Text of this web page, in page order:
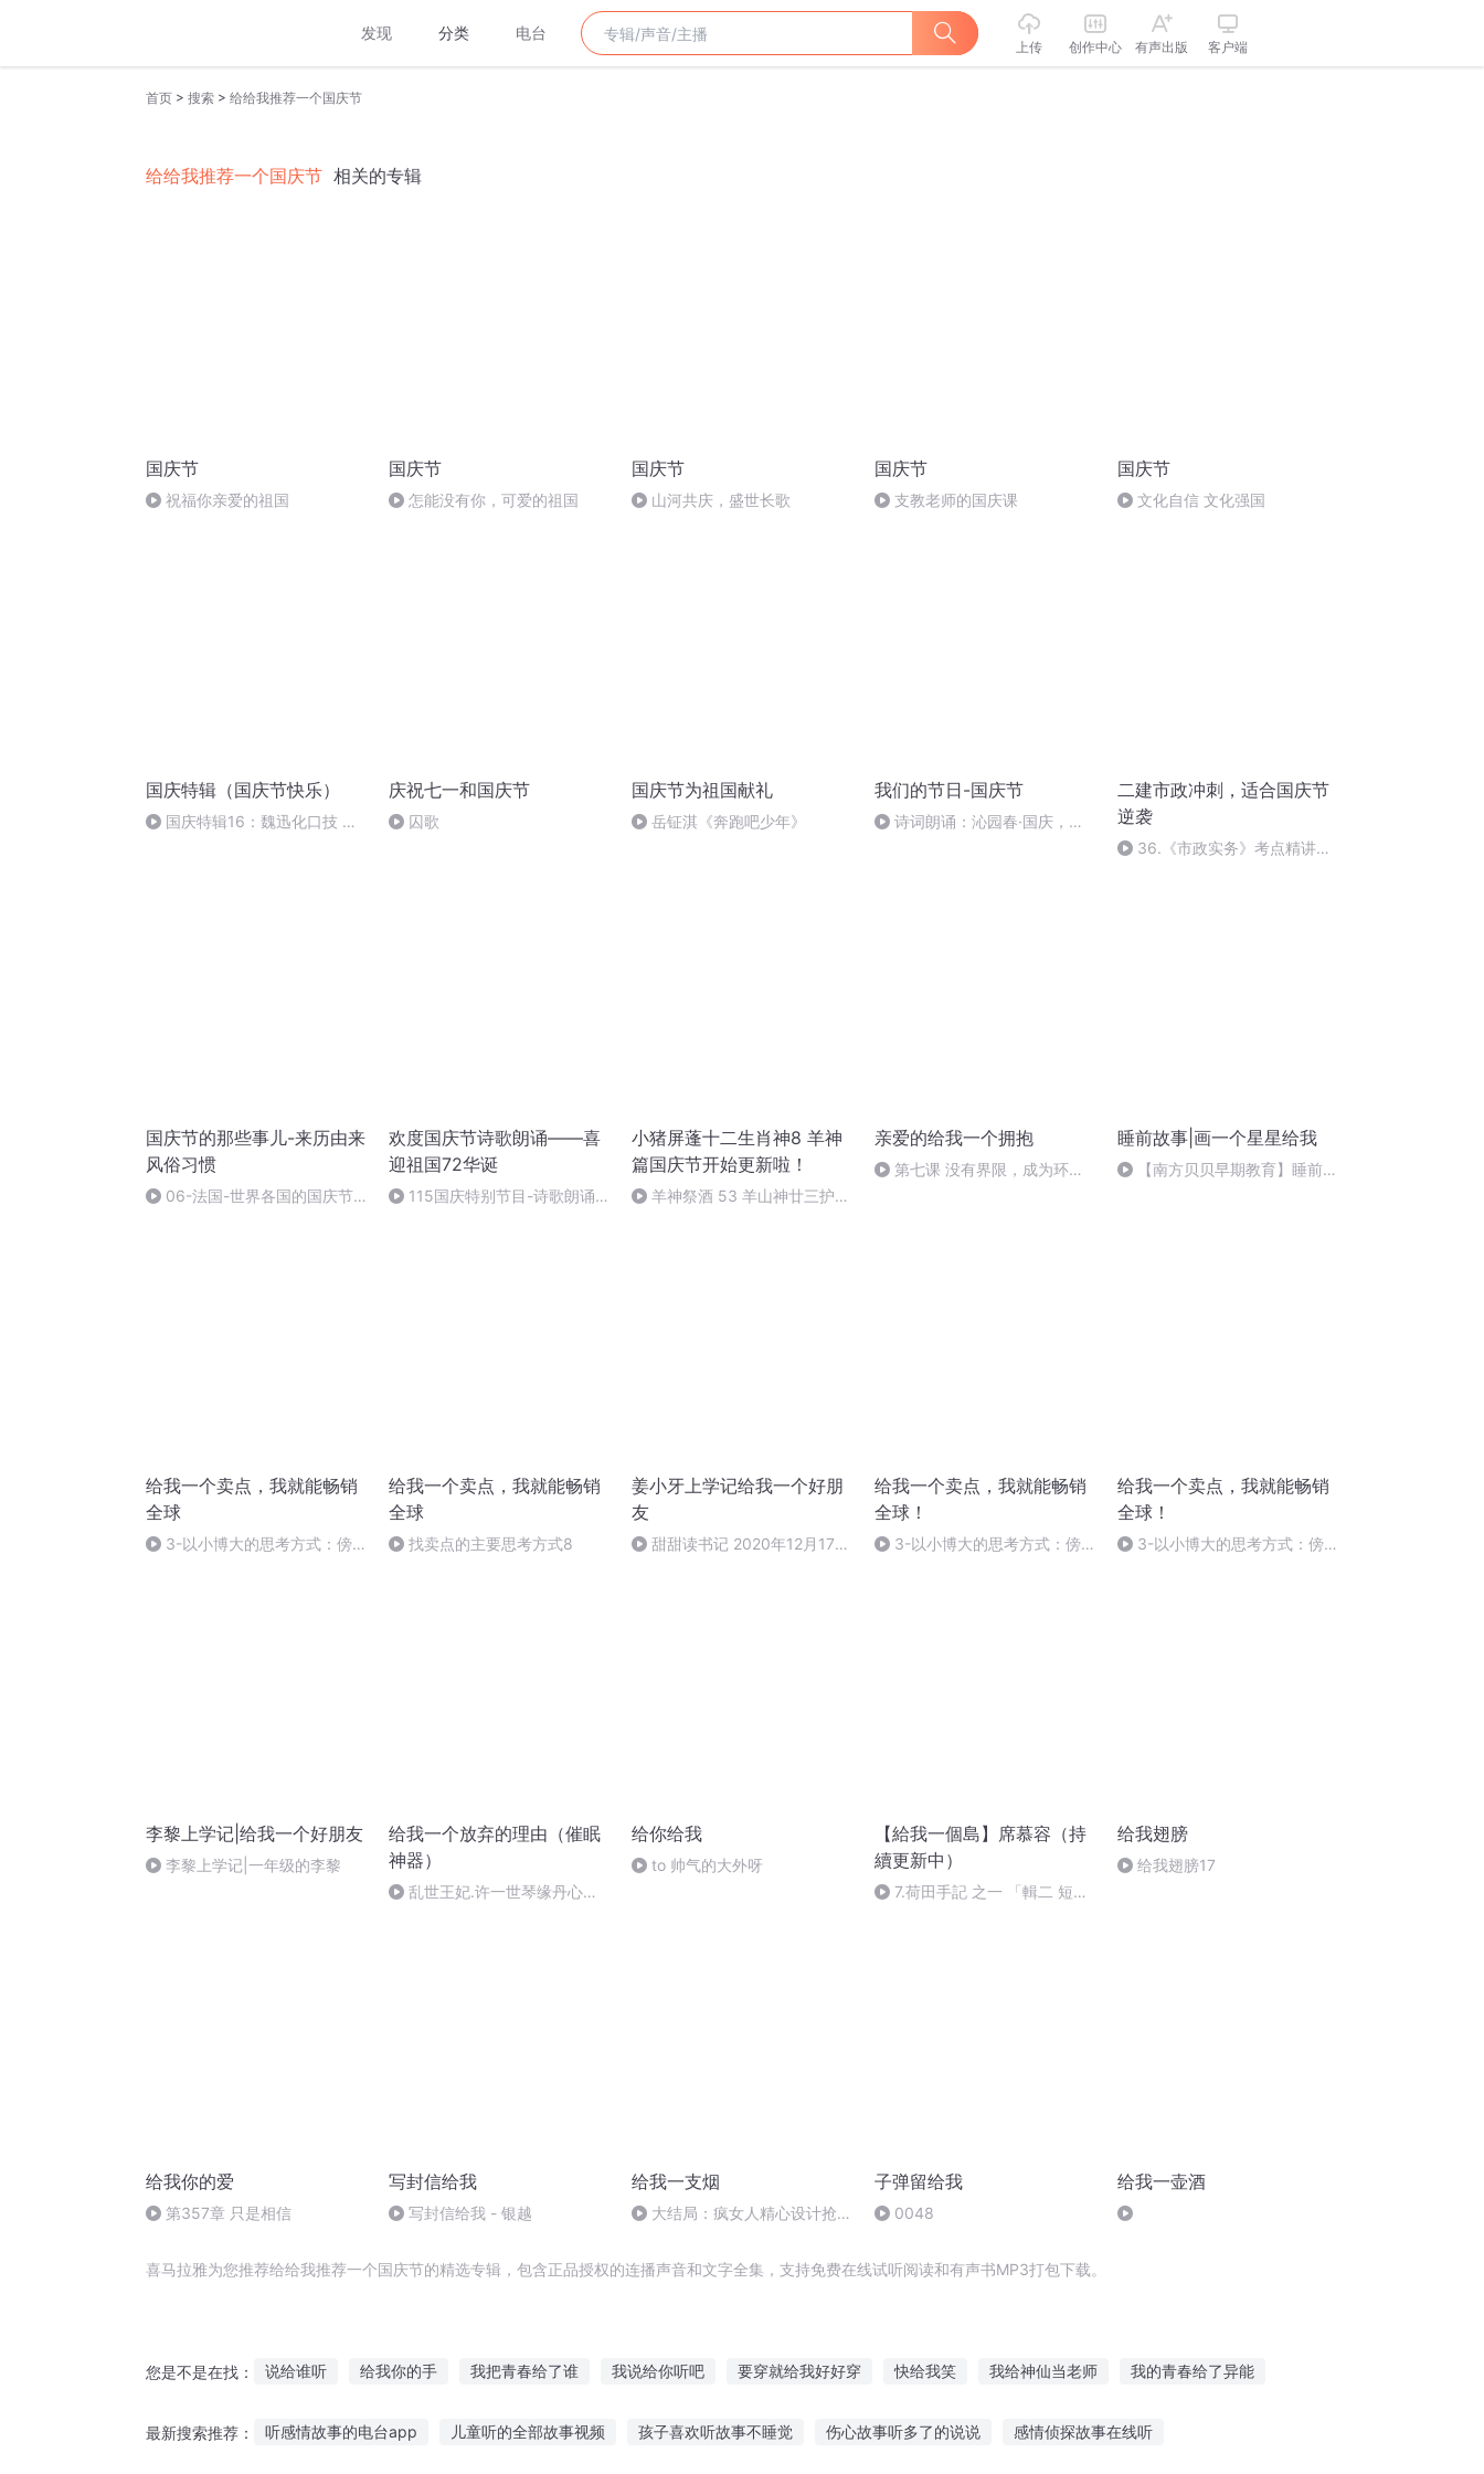
发现 分类 电台
上传 创作中心 有声出版 客户端
首页 > 搜索 > 给给我推荐一个国庆节
给给我推荐一个国庆节 相关的专辑
国庆节
祝福你亲爱的祖国
国庆节
怎能没有你，可爱的祖国
国庆节
山河共庆，盛世长歌
国庆节
支教老师的国庆课
国庆节
文化自信 文化强国
国庆特辑（国庆节快乐）
国庆特辑16：魏迅化口技 二
庆祝七一和国庆节
囚歌
国庆节为祖国献礼
岳钲淇《奔跑吧少年》
我们的节日-国庆节
诗词朗诵：沁园春·国庆，朗
二建市政冲刺，适合国庆节
逆袭
36.《市政实务》考点精讲第
国庆节的那些事儿-来历由来
风俗习惯
06-法国-世界各国的国庆节-
欢度国庆节诗歌朗诵——喜
迎祖国72华诞
115国庆特别节目-诗歌朗诵-
小猪屏蓬十二生肖神8 羊神
篇国庆节开始更新啦！
羊神祭酒 53 羊山神廿三护祭
亲爱的给我一个拥抱
第七课 没有界限，成为环游
睡前故事|画一个星星给我
【南方贝贝早期教育】睡前故
给我一个卖点，我就能畅销
全球
3-以小博大的思考方式：傍
给我一个卖点，我就能畅销
全球
找卖点的主要思考方式8
姜小牙上学记给我一个好朋
友
甜甜读书记 2020年12月17日
给我一个卖点，我就能畅销
全球！
3-以小博大的思考方式：傍
给我一个卖点，我就能畅销
全球！
3-以小博大的思考方式：傍
李黎上学记|给我一个好朋友
李黎上学记|一年级的李黎
给我一个放弃的理由（催眠
神器）
乱世王妃.许一世琴缘丹心
给你给我
to 帅气的大外呀
【給我一個島】席慕容（持
續更新中）
7.荷田手記 之一 「輯二 短
给我翅膀
给我翅膀17
给我你的爱
第357章 只是相信
写封信给我
写封信给我 - 银越
给我一支烟
大结局：疯女人精心设计抢闺
子弹留给我
0048
给我一壶酒
喜马拉雅为您推荐给给我推荐一个国庆节的精选专辑，包含正品授权的连播声音和文字全集，支持免费在线试听阅读和有声书MP3打包下载。
您是不是在找： 说给谁听 给我你的手 我把青春给了谁 我说给你听吧 要穿就给我好好穿 快给我笑 我给神仙当老师 我的青春给了异能
最新搜索推荐： 听感情故事的电台app 儿童听的全部故事视频 孩子喜欢听故事不睡觉 伤心故事听多了的说说 感情侦探故事在线听